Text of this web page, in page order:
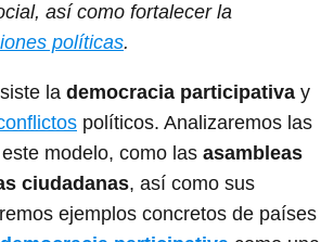
así como fortalecer la
políticas.
la democracia participativa y
políticos. Analizaremos las
modelo, como las asambleas
ciudadanas, así como sus
ejemplos concretos de países